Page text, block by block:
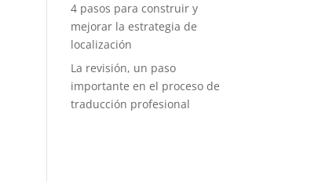
4 pasos para construir y
mejorar la estrategia de
localización
La revisión, un paso
importante en el proceso de
traducción profesional